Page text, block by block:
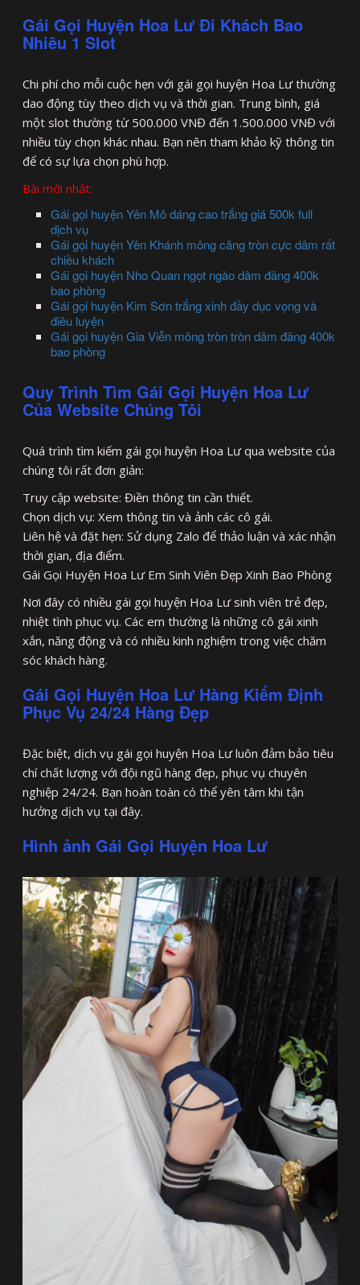
Gái Gọi Huyện Hoa Lư Đi Khách Bao
Nhiêu 1 Slot
Chi phí cho mỗi cuộc hẹn với gái gọi huyện Hoa Lư thường
dao động tùy theo dịch vụ và thời gian. Trung bình, giá
một slot thường từ 500.000 VNĐ đến 1.500.000 VNĐ với
nhiều tùy chọn khác nhau. Bạn nên tham khảo kỹ thông tin
để có sự lựa chọn phù hợp.
Bài mới nhất:
Gái gọi huyện Yên Mô dáng cao trắng giá 500k full
dịch vụ
Gái gọi huyện Yên Khánh mông căng tròn cực dâm rất
chiều khách
Gái gọi huyện Nho Quan ngọt ngào dâm đãng 400k
bao phòng
Gái gọi huyện Kim Sơn trắng xinh đầy dục vọng và
điêu luyện
Gái gọi huyện Gia Viễn mông tròn tròn dâm đãng 400k
bao phòng
Quy Trình Tìm Gái Gọi Huyện Hoa Lư
Của Website Chúng Tôi
Quá trình tìm kiếm gái gọi huyện Hoa Lư qua website của
chúng tôi rất đơn giản:
Truy cập website: Điền thông tin cần thiết.
Chọn dịch vụ: Xem thông tin và ảnh các cô gái.
Liên hệ và đặt hẹn: Sử dụng Zalo để thảo luận và xác nhận
thời gian, địa điểm.
Gái Gọi Huyện Hoa Lư Em Sinh Viên Đẹp Xinh Bao Phòng
Nơi đây có nhiều gái gọi huyện Hoa Lư sinh viên trẻ đẹp,
nhiệt tình phục vụ. Các em thường là những cô gái xinh
xắn, năng động và có nhiều kinh nghiệm trong việc chăm
sóc khách hàng.
Gái Gọi Huyện Hoa Lư Hàng Kiểm Định
Phục Vụ 24/24 Hàng Đẹp
Đặc biệt, dịch vụ gái gọi huyện Hoa Lư luôn đảm bảo tiêu
chí chất lượng với đội ngũ hàng đẹp, phục vụ chuyên
nghiệp 24/24. Bạn hoàn toàn có thể yên tâm khi tận
hưởng dịch vụ tại đây.
Hình ảnh Gái Gọi Huyện Hoa Lư